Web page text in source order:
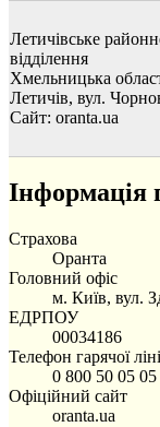
Летичівське
відділення
Хмельницька
Летичів, вул.
Сайт: oranta.ua
Інформація
Страхова
Оранта
Головний офіс
м. Київ, вул.
ЕДРПОУ
00034186
Телефон гарячої
0 800 50 05 05
Офіційний сайт
oranta.ua